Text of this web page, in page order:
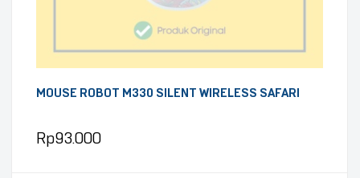
MOUSE ROBOT M330 SILENT WIRELESS SAFARI
Rp93.000